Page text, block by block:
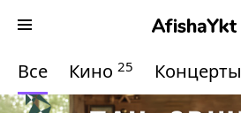
Все Кино 25 Концерты